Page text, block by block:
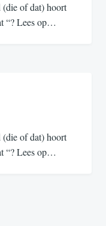
of dat) hoort
“? Lees op…
of dat) hoort
“? Lees op…